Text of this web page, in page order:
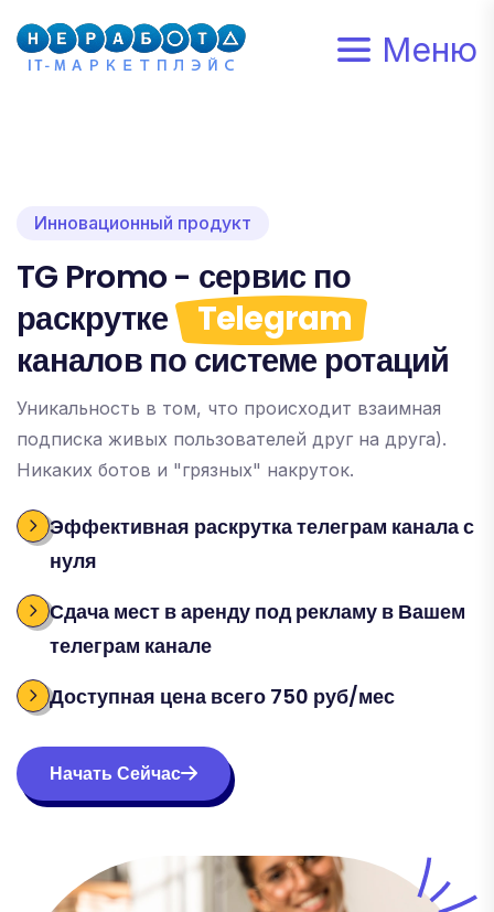
Меню
Инновационный продукт
TG Promo - сервис по
раскрутке
Telegram
каналов по системе ротаций
Уникальность в том, что происходит взаимная
подписка живых пользователей друг на друга).
Никаких ботов и "грязных" накруток.
Эффективная раскрутка телеграм канала с
нуля
Сдача мест в аренду под рекламу в Вашем
телеграм канале
Доступная цена всего 750 руб/мес
Начать Сейчас